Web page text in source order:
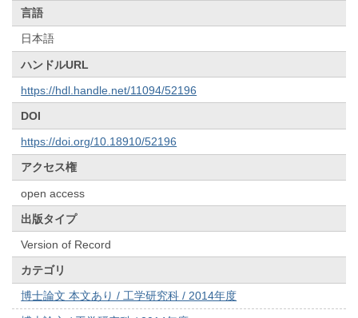
言語
日本語
ハンドルURL
https://hdl.handle.net/11094/52196
DOI
https://doi.org/10.18910/52196
アクセス権
open access
出版タイプ
Version of Record
カテゴリ
博士論文 本文あり / 工学研究科 / 2014年度